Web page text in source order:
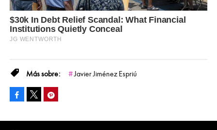
Javier Jiménez Espriú
Facebook